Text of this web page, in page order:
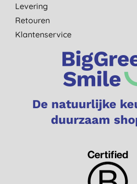
Levering
Retouren
Klantenservice
De natuurlijke
duurzaam